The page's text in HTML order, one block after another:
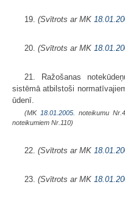
19. (Svītrots ar MK
20. (Svītrots ar MK
21. Ražošanas
sistēmā atbilstoši
ūdenī.
(MK 18.01.2005. noteikumu
noteikumiem Nr.110)
22. (Svītrots ar MK
23. (Svītrots ar MK